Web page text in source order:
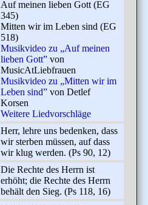
Auf meinen lieben Gott (EG
345)
Mitten wir im Leben sind (EG
518)
Musikvideo zu „Auf meinen
lieben Gott”von
MusicAtLiebfrauen
Musikvideo zu „Mitten wir im
Leben sind”von Detlef
Korsen
Weitere Liedvorschläge
Herr, lehre uns bedenken, dass
wir sterben müssen, auf dass
wir klug werden. (Ps 90, 12)
Die Rechte des Herrn ist
erhöht; die Rechte des Herrn
behält den Sieg. (Ps 118, 16)